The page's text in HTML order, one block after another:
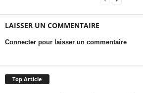
LAISSER UN COMMENTAIRE
Connecter pour laisser un commentaire
Top Article